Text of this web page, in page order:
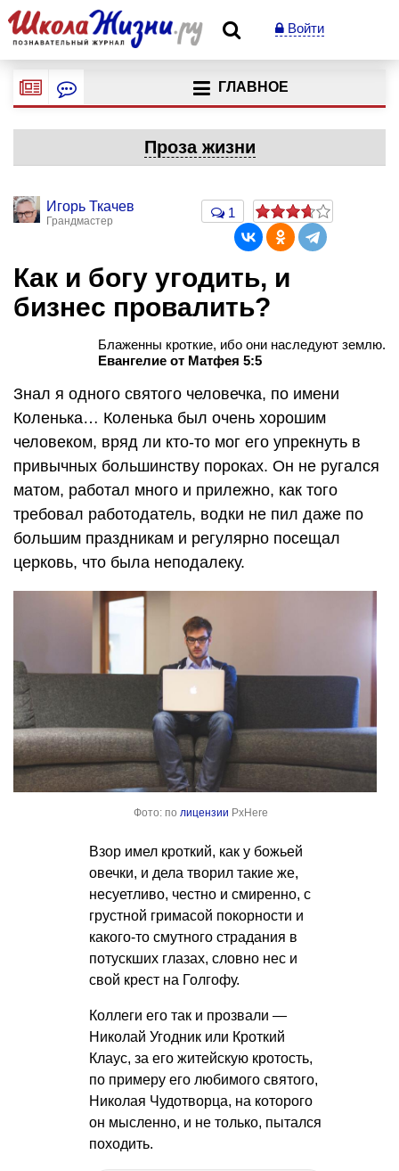
Войти
ГЛАВНОЕ
Проза жизни
Игорь Ткачев
Грандмастер
1
Как и богу угодить, и
бизнес провалить?
Блаженны кроткие, ибо они наследуют землю.
Евангелие от Матфея 5:5
Знал я одного святого человечка, по имени
Коленька… Коленька был очень хорошим
человеком, вряд ли кто-то мог его упрекнуть в
привычных большинству пороках. Он не ругался
матом, работал много и прилежно, как того
требовал работодатель, водки не пил даже по
большим праздникам и регулярно посещал
церковь, что была неподалеку.
Фото: по лицензии PxHere
Взор имел кроткий, как у божьей
овечки, и дела творил такие же,
несуетливо, честно и смиренно, с
грустной гримасой покорности и
какого-то смутного страдания в
потускших глазах, словно нес и
свой крест на Голгофу.
Коллеги его так и прозвали —
Николай Угодник или Кроткий
Клаус, за его житейскую кротость,
по примеру его любимого святого,
Николая Чудотворца, на которого
он мысленно, и не только, пытался
походить.